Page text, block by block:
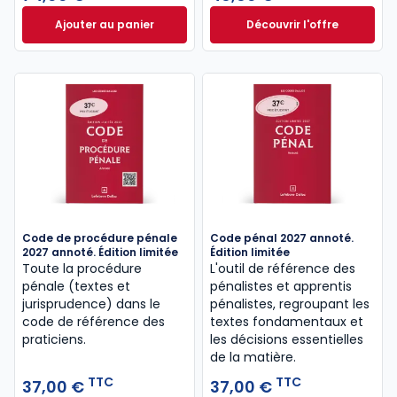
Ajouter au panierCode électoral 2026, annoté et commenté à 74,00
Découvrir l'offre
Le guide pénal
Dès
Code de procédure pénale
2027 annoté. Édition limitée
Toute la procédure
pénale (textes et
jurisprudence) dans le
code de référence des
praticiens.
37,00 € TTC
Code pénal 2027 annoté.
Édition limitée
L'outil de référence des
pénalistes et apprentis
pénalistes, regroupant les
textes fondamentaux et
les décisions essentielles
de la matière.
37,00 € TTC